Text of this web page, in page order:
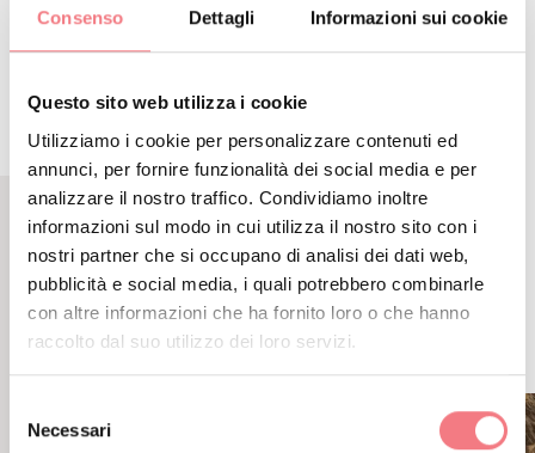
Consenso Dettagli Informazioni sui cookie
Questo sito web utilizza i cookie
Utilizziamo i cookie per personalizzare contenuti ed
annunci, per fornire funzionalità dei social media e per
analizzare il nostro traffico. Condividiamo inoltre
informazioni sul modo in cui utilizza il nostro sito con i
nostri partner che si occupano di analisi dei dati web,
pubblicità e social media, i quali potrebbero combinarle
con altre informazioni che ha fornito loro o che hanno
raccolto dal suo utilizzo dei loro servizi.
delNecessari
RICHIEDI INFORMAZIONI
CONTENUTI CORRELATI
POTREBBE PIACERTI
ANCHE